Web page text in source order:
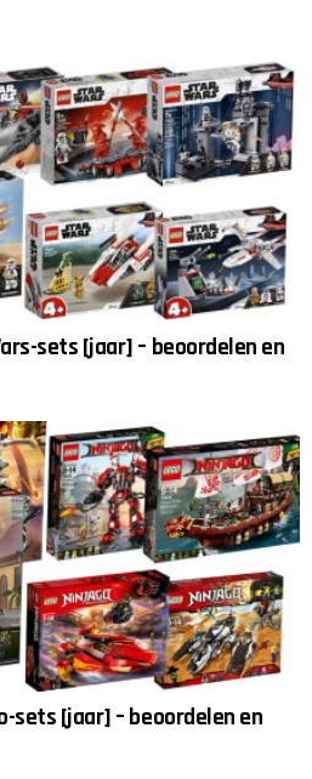
sets [jaar] – beoordelen en
sets [jaar] – beoordelen en